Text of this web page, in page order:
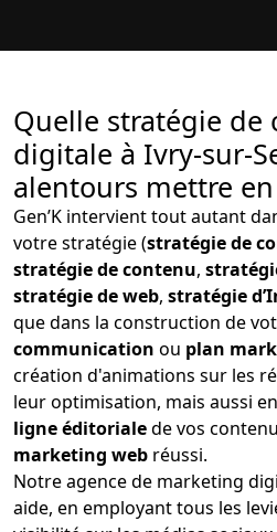
Quelle stratégie de
digitale à Ivry-sur-
alentours mettre
Gen’K intervient tout autant
votre stratégie (stratégie de
stratégie de contenu,
stratégie de web, stratégie
que dans la construction de
communication ou plan
création d'animations sur les
leur optimisation, mais aussi
ligne éditorialede vos
marketing web réussi.
Notre agence de marketing
aide, en employant tous les